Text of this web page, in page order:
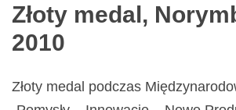
Złoty medal,
2010
Złoty medal podczas